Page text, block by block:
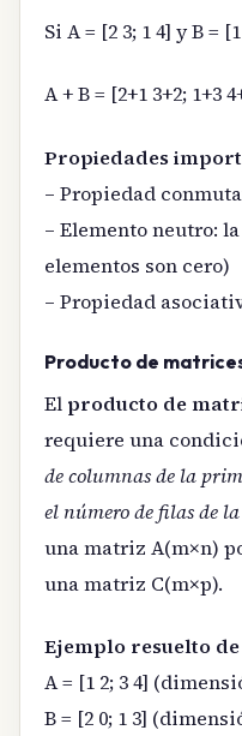
Si A = [2 3; 1 4] y B =
A + B = [2+1 3+2; 1+3
Propiedades
– Propiedad
– Elemento neutro:
elementos son cero)
– Propiedad
Producto de
El producto de
requiere una
de columnas de la
el número de filas de
una matriz A(m×n)
una matriz C(m×p).
Ejemplo resuelto
A = [1 2; 3 4]
B = [2 0; 1 3]